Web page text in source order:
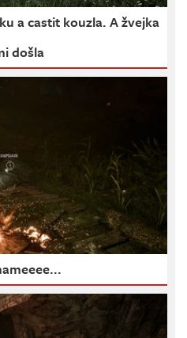
a castit kouzla. A žvejka
došla